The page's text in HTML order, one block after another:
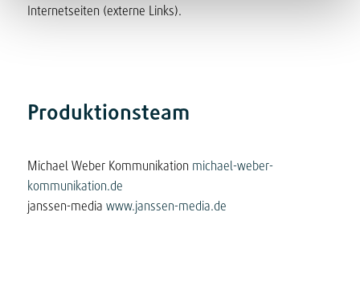
Internetseiten (externe Links).
Produktionsteam
Michael Weber Kommunikation michael-weber-
kommunikation.de
janssen-media www.janssen-media.de